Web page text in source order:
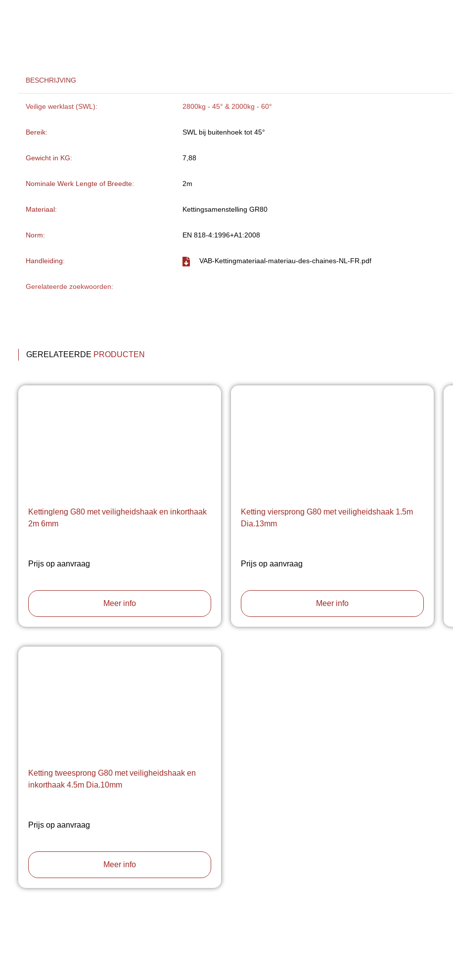
BESCHRIJVING
Veilige werklast (SWL): 2800kg - 45° & 2000kg - 60°
Bereik: SWL bij buitenhoek tot 45°
Gewicht in KG: 7,88
Nominale Werk Lengte of Breedte: 2m
Materiaal: Kettingsamenstelling GR80
Norm: EN 818-4:1996+A1:2008
Handleiding: VAB-Kettingmateriaal-materiau-des-chaines-NL-FR.pdf
Gerelateerde zoekwoorden:
GERELATEERDE PRODUCTEN
Kettingleng G80 met veiligheidshaak en inkorthaak
2m 6mm
Prijs op aanvraag
Meer info
Ketting viersprong G80 met veiligheidshaak 1.5m
Dia.13mm
Prijs op aanvraag
Meer info
Ketting tweesprong G80 met veiligheidshaak en
inkorthaak 4.5m Dia.10mm
Prijs op aanvraag
Meer info